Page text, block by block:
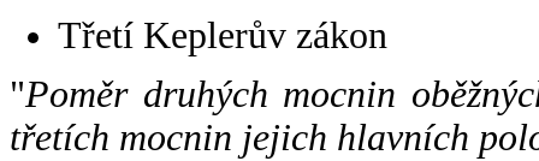
Třetí Keplerův zákon
"Poměr druhých mocnin
třetích mocnin jejich hlavních